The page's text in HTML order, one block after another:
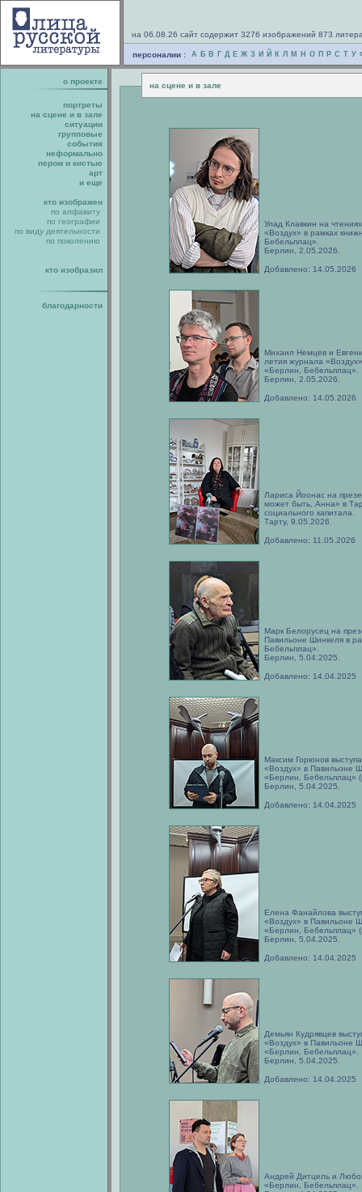
на 06.08.26 сайт содержит 3276 изображений 873
персоналии : А Б В Г Д Е Ж З И Й К Л М Н О П Р С Т У
о проекте на сцене и в зале
портреты
на сцене и в зале
ситуации
групповые
события
неформально
пером и кистью
арт
и еще
кто изображен
по алфавиту
по географии
по виду деятельности
по поколению
кто изобразил
благодарности
Улад Клавкин на
«Воздух» в рамках
Бебельплац».
Берлин, 2.05.2026.
Добавлено: 14.05.2026
Михаил Немцев и
летия журнала
«Берлин, Бебельплац».
Берлин, 2.05.2026.
Добавлено: 14.05.2026
Лариса Йоонас на
может быть, Анна» в
социального капитала.
Тарту, 9.05.2026.
Добавлено: 11.05.2026
Марк Белорусец на
Павильоне Шинкеля в
Бебельплац».
Берлин, 5.04.2025.
Добавлено: 14.04.2025
Максим Горюнов
«Воздух» в Павильоне
«Берлин, Бебельплац»
Берлин, 5.04.2025.
Добавлено: 14.04.2025
Елена Фанайлова
«Воздух» в Павильоне
«Берлин, Бебельплац»
Берлин, 5.04.2025.
Добавлено: 14.04.2025
Демьян Кудрявцев
«Воздух» в Павильоне
«Берлин, Бебельплац».
Берлин, 5.04.2025.
Добавлено: 14.04.2025
Андрей Дитцель и
«Берлин, Бебельплац».